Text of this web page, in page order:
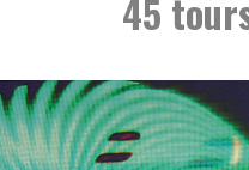
DE 6000 VINYLES
45